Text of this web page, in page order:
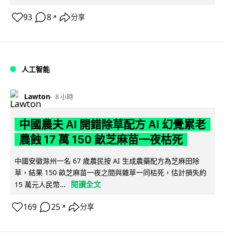
93 8 ↗ 分享
人工智能
Lawton 8 小時
中國農夫 AI 開錯除草配方 AI 幻覺累老
農蝕 17 萬 150 畝芝麻苗一夜枯死
中國安徽滁州一名 67 歲農民按 AI 生成農藥配方為芝麻田除
草，結果 150 畝芝麻苗一夜之間與雜草一同枯死，估計損失約
15 萬元人民幣...
閱讀全文
169 25 ↗ 分享